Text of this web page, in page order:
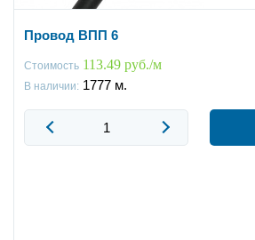
Провод ВПП 6
Стоимость 113.49 руб./м
В наличии: 1777 м.